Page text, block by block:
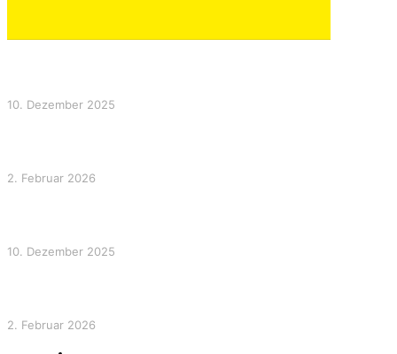
10. Dezember 2025
2. Februar 2026
10. Dezember 2025
2. Februar 2026